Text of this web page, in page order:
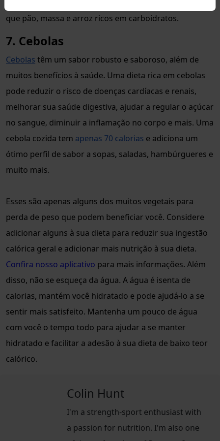
40 calorias, tornando-se uma opção muito mais leve do
que pão, massa e arroz ricos em carboidratos.
7. Cebolas
Cebolas têm um sabor robusto e saboroso, além de
muitos benefícios à saúde. Uma dieta rica em cebolas
pode reduzir o risco de doenças cardíacas e renais,
melhorar sua saúde digestiva, ajudar a regular o açúcar
no sangue, diminuir a inflamação no corpo e mais. Uma
cebola cozida tem apenas 70 calorias e adiciona um
ótimo perfil de sabor a sopas, saladas, hambúrgueres e
muito mais.
Esses são apenas alguns dos muitos vegetais para
perda de peso que podem beneficiar você. Considere
adicionar alguns à sua dieta para reduzir sua ingestão
calórica geral e adicionar mais nutrição à sua dieta.
Confira nosso aplicativo para mais informações. Além
disso, não se esqueça da água. A água é isenta de
calorias, mantém você hidratado e pode ajudá-lo a se
sentir mais satisfeito. Mantenha um pouco de água
com você o tempo todo para ajudar a se manter
hidratado e facilitar a adesão à sua dieta de baixo teor
calórico.
Colin Hunt
I'm a strength-sport enthusiast with
a passion for nutrition. I'm also one